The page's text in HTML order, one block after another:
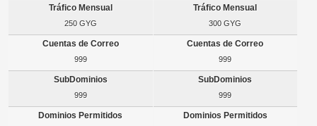
250 GYG
999
999
300 GYG
999
999